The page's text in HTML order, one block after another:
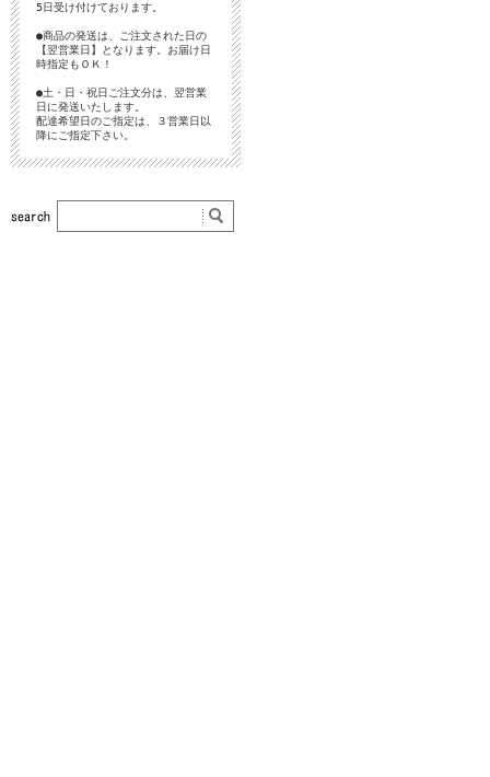
5日受け付けております。
●商品の発送は、ご注文された日の
【翌営業日】となります。お届け日
時指定もＯＫ！
●土・日・祝日ご注文分は、翌営業
日に発送いたします。
配達希望日のご指定は、３営業日以
降にご指定下さい。